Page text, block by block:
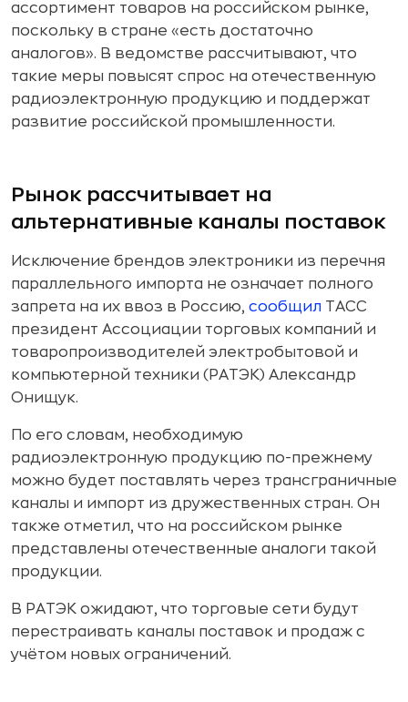
ассортимент товаров на российском рынке,
поскольку в стране «есть достаточно
аналогов». В ведомстве рассчитывают, что
такие меры повысят спрос на отечественную
радиоэлектронную продукцию и поддержат
развитие российской промышленности.
Рынок рассчитывает на
альтернативные каналы поставок
Исключение брендов электроники из перечня
параллельного импорта не означает полного
запрета на их ввоз в Россию, сообщил ТАСС
президент Ассоциации торговых компаний и
товаропроизводителей электробытовой и
компьютерной техники (РАТЭК) Александр
Онищук.
По его словам, необходимую
радиоэлектронную продукцию по-прежнему
можно будет поставлять через трансграничные
каналы и импорт из дружественных стран. Он
также отметил, что на российском рынке
представлены отечественные аналоги такой
продукции.
В РАТЭК ожидают, что торговые сети будут
перестраивать каналы поставок и продаж с
учётом новых ограничений.